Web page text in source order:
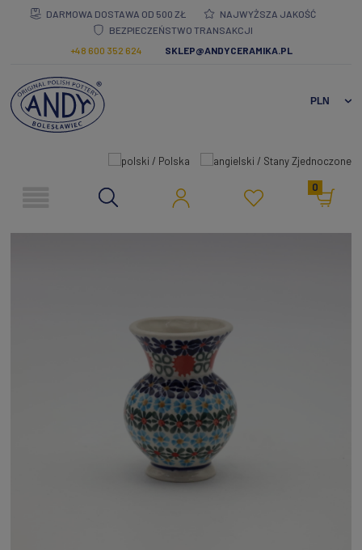
DARMOWA DOSTAWA OD 500 ZŁ
NAJWYŻSZA JAKOŚĆ
BEZPIECZEŃSTWO TRANSAKCJI
+48 600 352 624
SKLEP@ANDYCERAMIKA.PL
0